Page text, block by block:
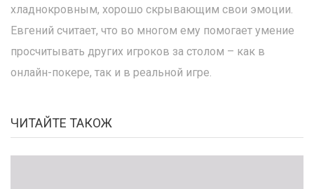
хладнокровным, хорошо скрывающим свои эмоции.
Евгений считает, что во многом ему помогает умение
просчитывать других игроков за столом – как в
онлайн-покере, так и в реальной игре.
ЧИТАЙТЕ ТАКОЖ